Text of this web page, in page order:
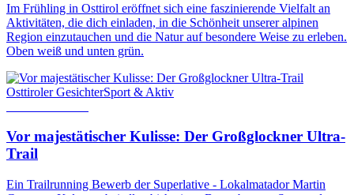
Im Frühling in Osttirol eröffnet sich eine faszinierende Vielfalt an
Aktivitäten, die dich einladen, in die Schönheit unserer alpinen
Region einzutauchen und die Natur auf besondere Weise zu erleben.
Oben weiß und unten grün.
Osttiroler GesichterSport & Aktiv
Vor majestätischer Kulisse: Der Großglockner Ultra-
Trail
Ein Trailrunning Bewerb der Superlative - Lokalmatador Martin